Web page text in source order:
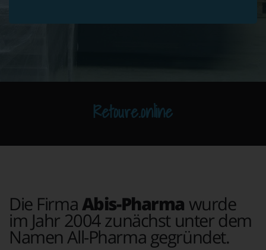
Retoure.online
Die Firma Abis-Pharma wurde
im Jahr 2004 zunächst unter dem
Namen All-Pharma gegründet.